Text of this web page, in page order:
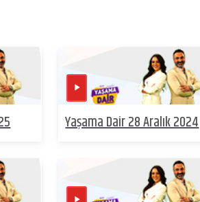
Yaşama Dair 28 Aralık 2024